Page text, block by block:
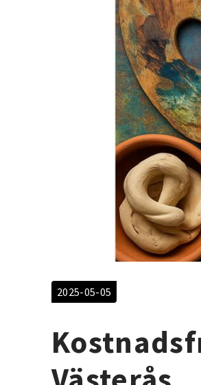
2025-05-05